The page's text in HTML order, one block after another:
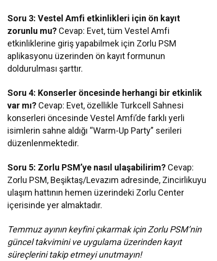
Soru 3: Vestel Amfi etkinlikleri için ön kayıt
zorunlu mu? Cevap: Evet, tüm Vestel Amfi
etkinliklerine giriş yapabilmek için Zorlu PSM
aplikasyonu üzerinden ön kayıt formunun
doldurulması şarttır.
Soru 4: Konserler öncesinde herhangi bir etkinlik
var mı? Cevap: Evet, özellikle Turkcell Sahnesi
konserleri öncesinde Vestel Amfi’de farklı yerli
isimlerin sahne aldığı “Warm-Up Party” serileri
düzenlenmektedir.
Soru 5: Zorlu PSM’ye nasıl ulaşabilirim? Cevap:
Zorlu PSM, Beşiktaş/Levazım adresinde, Zincirlikuyu
ulaşım hattının hemen üzerindeki Zorlu Center
içerisinde yer almaktadır.
Temmuz ayının keyfini çıkarmak için Zorlu PSM’nin
güncel takvimini ve uygulama üzerinden kayıt
süreçlerini takip etmeyi unutmayın!